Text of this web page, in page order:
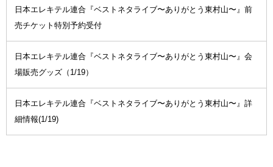
日本エレキテル連合『ベストネタライブ〜ありがとう東村山〜』前
売チケット特別予約受付
日本エレキテル連合『ベストネタライブ〜ありがとう東村山〜』会
場販売グッズ（1/19）
日本エレキテル連合『ベストネタライブ〜ありがとう東村山〜』詳
細情報(1/19)